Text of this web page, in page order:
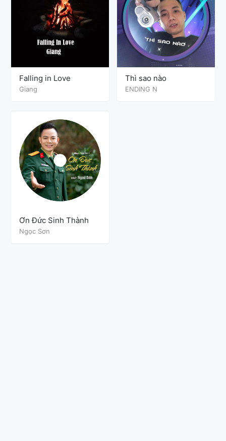
Falling in Love
Giang
Thì sao nào
ENDING N
Ơn Đức Sinh Thành
Ngọc Sơn